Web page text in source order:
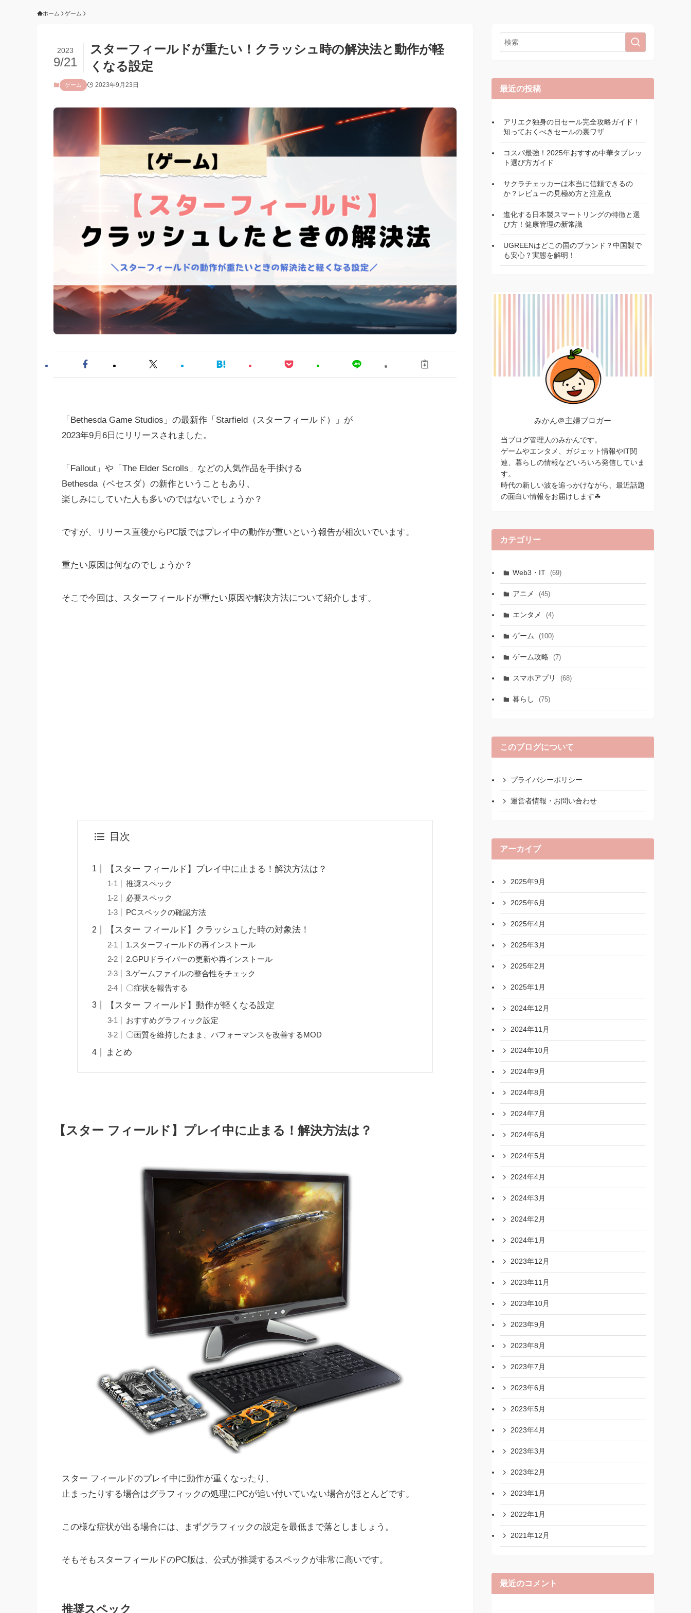
ホーム ゲーム
スターフィールドが重たい！クラッシュ時の解決法と動作が軽
くなる設定
2023
9/21
ゲーム 2023年9月23日
「Bethesda Game Studios」の最新作「Starfield（スターフィールド）」が
2023年9月6日にリリースされました。
「Fallout」や「The Elder Scrolls」などの人気作品を手掛ける
Bethesda（ベセスダ）の新作ということもあり、
楽しみにしていた人も多いのではないでしょうか？
ですが、リリース直後からPC版ではプレイ中の動作が重いという報告が相次いでいます。
重たい原因は何なのでしょうか？
そこで今回は、スターフィールドが重たい原因や解決方法について紹介します。
目次
【スター フィールド】プレイ中に止まる！解決方法は？
推奨スペック
必要スペック
PCスペックの確認方法
【スター フィールド】クラッシュした時の対象法！
1.スターフィールドの再インストール
2.GPUドライバーの更新や再インストール
3.ゲームファイルの整合性をチェック
〇症状を報告する
【スター フィールド】動作が軽くなる設定
おすすめグラフィック設定
〇画質を維持したまま、パフォーマンスを改善するMOD
まとめ
【スター フィールド】プレイ中に止まる！解決方法は？
スター フィールドのプレイ中に動作が重くなったり、
止まったりする場合はグラフィックの処理にPCが追い付いていない場合がほとんどです。
この様な症状が出る場合には、まずグラフィックの設定を最低まで落としましょう。
そもそもスターフィールドのPC版は、公式が推奨するスペックが非常に高いです。
推奨スペック
最近の投稿
アリエク独身の日セール完全攻略ガイド！
知っておくべきセールの裏ワザ
コスパ最強！2025年おすすめ中華タブレッ
ト選び方ガイド
サクラチェッカーは本当に信頼できるの
か？レビューの見極め方と注意点
進化する日本製スマートリングの特徴と選
び方！健康管理の新常識
UGREENはどこの国のブランド？中国製で
も安心？実態を解明！
みかん＠主婦ブロガー
当ブログ管理人のみかんです。
ゲームやエンタメ、ガジェット情報やIT関
連、暮らしの情報などいろいろ発信していま
す。
時代の新しい波を追っかけながら、最近話題
の面白い情報をお届けします☘
カテゴリー
Web3・IT (69)
アニメ (45)
エンタメ (4)
ゲーム (100)
ゲーム攻略 (7)
スマホアプリ (68)
暮らし (75)
このブログについて
プライバシーポリシー
運営者情報・お問い合わせ
アーカイブ
2025年9月
2025年6月
2025年4月
2025年3月
2025年2月
2025年1月
2024年12月
2024年11月
2024年10月
2024年9月
2024年8月
2024年7月
2024年6月
2024年5月
2024年4月
2024年3月
2024年2月
2024年1月
2023年12月
2023年11月
2023年10月
2023年9月
2023年8月
2023年7月
2023年6月
2023年5月
2023年4月
2023年3月
2023年2月
2023年1月
2022年1月
2021年12月
最近のコメント